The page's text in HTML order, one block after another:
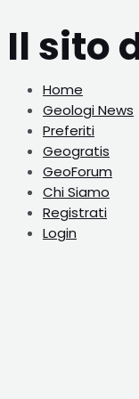
al
contenuto
Il sito
Home
Geologi News
Preferiti
Geogratis
GeoForum
Chi Siamo
Registrati
Login
articoli